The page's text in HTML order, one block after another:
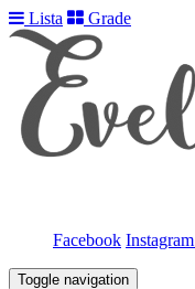
Lista Grade
Facebook Instagram
Toggle navigation